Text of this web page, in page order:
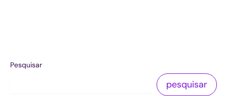
Pesquisar
pesquisar